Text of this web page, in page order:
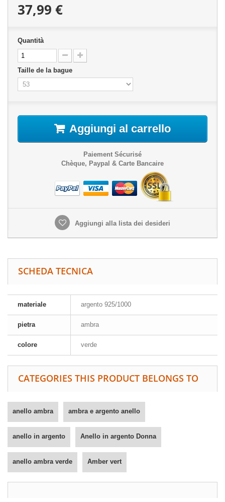
37,99 €
Quantità
Taille de la bague
Aggiungi al carrello
Paiement Sécurisé
Chèque, Paypal & Carte Bancaire
Aggiungi alla lista dei desideri
SCHEDA TECNICA
materiale argento 925/1000
pietra ambra
colore verde
CATEGORIES THIS PRODUCT BELONGS TO
anello ambra ambra e argento anello
anello in argento Anello in argento Donna
anello ambra verde Amber vert